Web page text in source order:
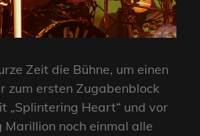
Zeit die Bühne, um einen
zum ersten Zugabenblock
„Splintering Heart“ und vor
Marillion noch einmal alle